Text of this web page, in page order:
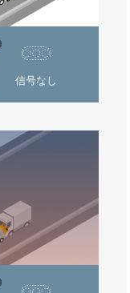
信号なし